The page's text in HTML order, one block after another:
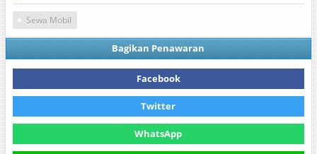
Sewa Mobil
Bagikan Penawaran
Facebook
Twitter
WhatsApp